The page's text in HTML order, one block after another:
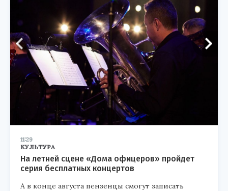
11:29
КУЛЬТУРА
На летней сцене «Дома офицеров» пройдет
серия бесплатных концертов
А в конце августа пензенцы смогут записать